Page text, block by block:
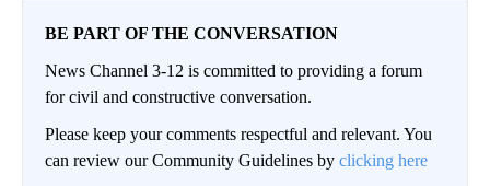
BE PART OF THE CONVERSATION
News Channel 3-12 is committed to providing a forum
for civil and constructive conversation.
Please keep your comments respectful and relevant. You
can review our Community Guidelines by clicking here